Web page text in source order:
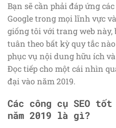
Bạn sẽ cần phải đáp ứng
Google trong mọi lĩnh vực
giống tôi với trang web
tuân theo bất kỳ quy tắc
phục vụ nội dung hữu ích
Đọc tiếp cho một cái nhìn
đại vào năm 2019.
Các công cụ SEO
năm 2019 là gì?